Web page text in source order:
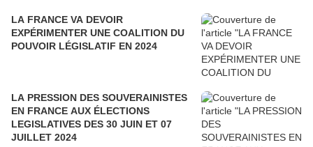
LA FRANCE VA DEVOIR
EXPÉRIMENTER UNE COALITION DU
POUVOIR LÉGISLATIF EN 2024
LA PRESSION DES SOUVERAINISTES
EN FRANCE AUX ÉLECTIONS
LEGISLATIVES DES 30 JUIN ET 07
JUILLET 2024